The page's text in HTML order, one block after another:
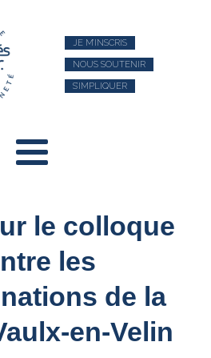
JE M’INSCRIS
NOUS SOUTENIR
S’IMPLIQUER
le colloque
les
de la
en-Velin